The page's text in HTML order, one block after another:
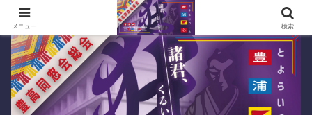
第125回山口県立豊浦高等学校同窓会総会 会報Vol.63
メニュー 検索